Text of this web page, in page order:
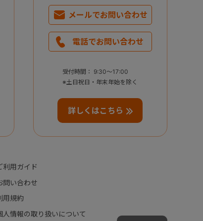
メールでお問い合わせ
電話でお問い合わせ
受付時間： 9:30～17:00
※土日祝日・年末年始を除く
詳しくはこちら
利用ガイド
問い合わせ
用規約
人情報の取り扱いについて